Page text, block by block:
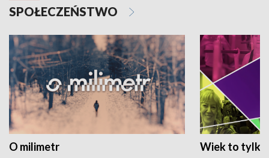
SPOŁECZEŃSTWO
O milimetr Wiek to tylko